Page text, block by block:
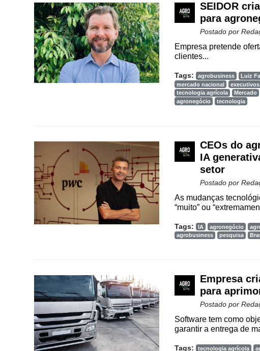
Destaque
SEIDOR
para
Postado por
Empresa pretende
clientes...
Tags: agrobusiness Luiz
mercado nacional
executivos
tecnologia agrícola
Mercado
agronegócio
tecnologia
CEOs do
IA
setor
Postado por
As mudanças
“muito” ou
Tags: IA agronegócio
agrobusiness
pesquisa
Empresa
para
Postado por
Software tem como
garantir a entrega de
Tags: tecnologia agrícola